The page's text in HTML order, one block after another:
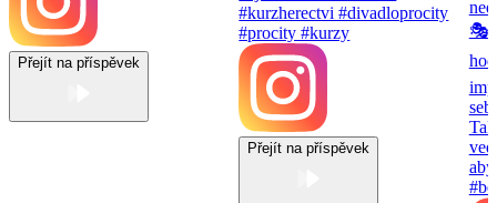
Přejít na příspěvek
Přejít na příspěvek